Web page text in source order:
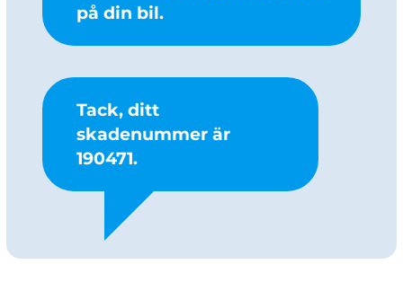
på din bil.
Tack, ditt
skadenummer är
190471.